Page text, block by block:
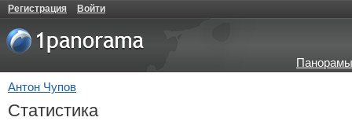
Регистрация Войти
Антон Чупов
Статистика